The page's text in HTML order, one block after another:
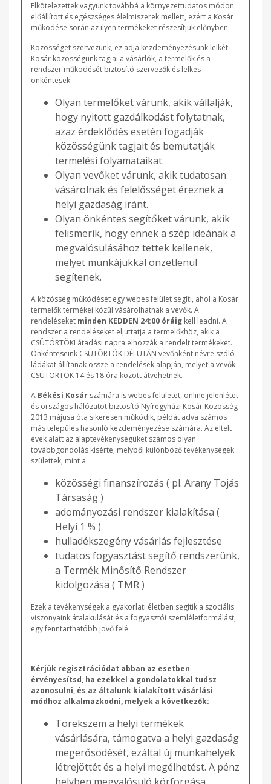
Elkötelezettek vagyunk továbbá a környezettudatos módon
előállított és egészséges élelmiszerek mellett, ezért a Kosár
működése során az ilyen termékeket részesítjük előnyben.
Közösséget szervezünk, ez adja kezdeményezésünk lelkét.
Kosár közösségünk tagjai a vásárlók, a termelők és a
rendszer működését biztosító szervezők és lelkes
önkéntesek.
Olyan termelőket várunk, akik vállalják,
hogy nyitott gazdálkodást folytatnak,
azaz érdeklődés esetén fogadják
közösségünk tagjait és bemutatják
termelési folyamataikat.
Olyan vevőket várunk, akik tudatosan
vásárolnak és felelősséget éreznek a
helyi gazdaság iránt.
Olyan önkéntes segítőket várunk, akik
felismerik, hogy ennek a szép ideának a
megvalósulásához tettek kellenek,
melyet munkájukkal önzetlenül
segítenek.
A közösség működését egy webes felület segíti, ahol a Kosár
termelők termékei közül vásárolhatnak a vevők. A
rendeléseket minden KEDDEN 24:00 óráig kell leadni. A
rendszer a rendeléseket eljuttatja a termelőkhöz, akik a
CSÜTÖRTÖKI átadási napra elhozzák a rendelt termékeket.
Önkénteseink CSÜTÖRTÖK DÉLUTÁN vevőnként névre szóló
ládákat állítanak össze a rendelések alapján, melyet a vevők
CSÜTÖRTÖK 14 és 18 óra között átvehetnek.
A Békési Kosár számára is webes felületet, online jelenlétet
és országos hálózatot biztosító Nyíregyházi Kosár Közösség
2013 májusa óta sikeresen működik, példát adva számos
más település hasonló kezdeményezése számára. Az eltelt
évek alatt az alaptevékenységüket számos olyan
továbbgondolás kisérte, melyből különböző tevékenységek
születtek, mint a
közösségi finanszírozás ( pl. Arany Tojás
Társaság )
adományozási rendszer kialakítása (
Helyi 1 % )
hulladékszegény vásárlás fejlesztése
tudatos fogyasztást segítő rendszerünk,
a Termék Minősítő Rendszer
kidolgozása ( TMR )
Ezek a tevékenységek a gyakorlati életben segítik a szociális
viszonyaink átalakulását és a fogyasztói szemléletformálást,
egy fenntarthatóbb jövő felé.
Kérjük regisztrációdat abban az esetben
érvényesítsd, ha ezekkel a gondolatokkal tudsz
azonosulni, és az általunk kialakított vásárlási
módhoz alkalmazkodni, melyek a következők:
Törekszem a helyi termékek
vásárlására, támogatva a helyi gazdaság
megerősödését, ezáltal új munkahelyek
létrejöttét és a helyi megélhetést. A pénz